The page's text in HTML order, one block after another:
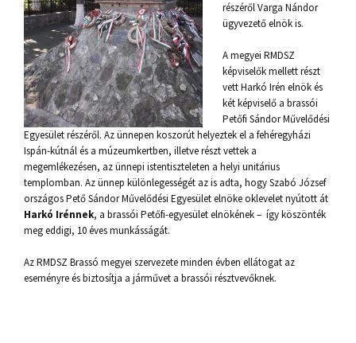
részéről Varga Nándor
ügyvezető elnök is.
A megyei RMDSZ
képviselők mellett részt
vett Harkó Irén elnök és
két képviselő a brassói
Petőfi Sándor Művelődési
Egyesület részéről. Az ünnepen koszorút helyeztek el a fehéregyházi
Ispán-kútnál és a múzeumkertben, illetve részt vettek a
megemlékezésen, az ünnepi istentiszteleten a helyi unitárius
templomban. Az ünnep különlegességét az is adta, hogy Szabó József
országos Pető Sándor Művelődési Egyesület elnöke oklevelet nyútott át
Harkó Irénnek, a brassói Petőfi-egyesület elnökének – így köszönték
meg eddigi, 10 éves munkásságát.
Az RMDSZ Brassó megyei szervezete minden évben ellátogat az
eseményre és biztosítja a járművet a brassói résztvevőknek.